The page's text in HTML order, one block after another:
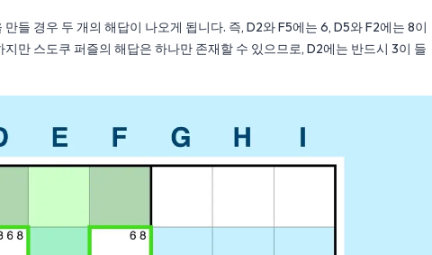
들 경우 두 개의 해답이 나오게 됩니다. 즉, D2와 F5에는 6, D5와 F2에는 8이
만 스도쿠 퍼즐의 해답은 하나만 존재할 수 있으므로, D2에는 반드시 3이 들